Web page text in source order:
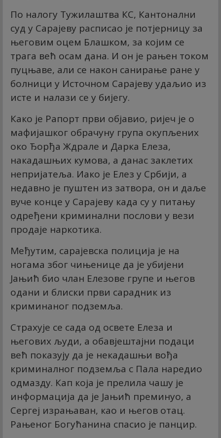
По налогу Тужилаштва КС, Кантонални
суд у Сарајеву расписао је потјерницу за
његовим оцем Блашком, за којим се
трага већ осам дана. И он је рањен током
пуцњаве, али се након санирање ране у
болници у Источном Сарајеву удаљио из
исте и налази се у бијегу.
Како је Рапорт први објавио, ријеч је о
мафијашког обрачуну група окупљених
око Ђорђа Ждрале и Дарка Елеза,
накадашњих кумова, а данас заклетих
непријатеља. Иако је Елез у Србији, а
недавно је пуштен из затвора, он и даље
вуче конце у Сарајеву када су у питању
одређени криминални послови у вези
продаје наркотика.
Међутим, сарајевска полиција је на
ногама због чињенице да је убијени
Јањић био члан Елезове групе и његов
одани и блиски први сарадник из
криминаног подземља.
Страхује се сада од освете Елеза и
његових људи, а обавјештајни подаци
већ показују да је некадашњи вођа
криминалног подземља с Пала наредио
одмазду. Кап која је прелила чашу је
информација да је Јањић преминуо, а
Сергеј израњаван, као и његов отац.
Рањеног Богућанина спасио је панцир.